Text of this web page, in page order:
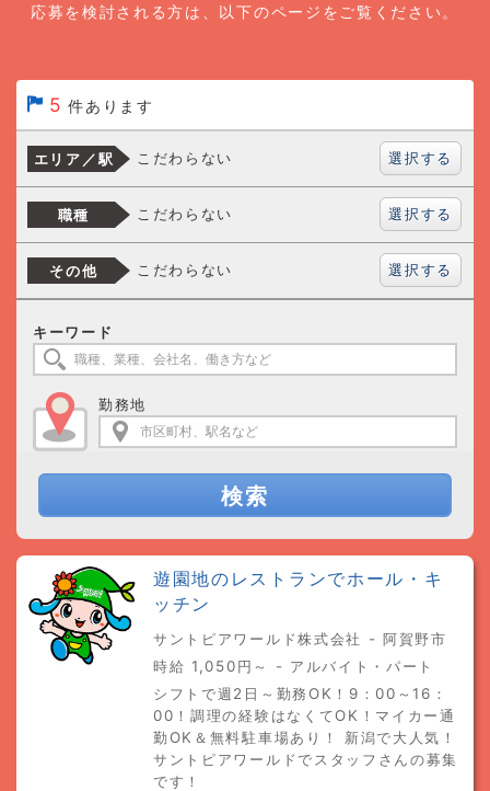
応募を検討される方は、以下のページをご覧ください。
5 件あります
エリア／駅 こだわらない 選択する
職種 こだわらない 選択する
その他 こだわらない 選択する
キーワード
勤務地
検索
遊園地のレストランでホール・キ
ッチン
サントピアワールド株式会社 - 阿賀野市
時給 1,050円～ - アルバイト・パート
シフトで週2日～勤務OK！9：00～16：
00！調理の経験はなくてOK！マイカー通
勤OK＆無料駐車場あり！ 新潟で大人気！
サントピアワールドでスタッフさんの募集
です！